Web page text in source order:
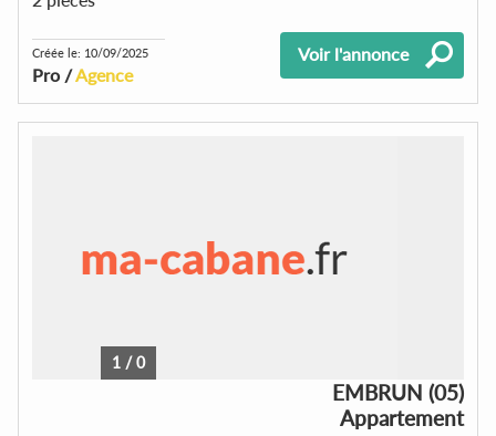
Créée le: 10/09/2025
Pro /Agence
Voir l'annonce
1 /0
EMBRUN (05)
Appartement